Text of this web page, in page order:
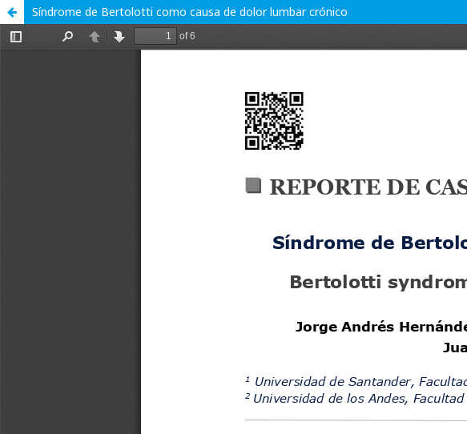
Síndrome de Bertolotti como causa de dolor lumbar crónico